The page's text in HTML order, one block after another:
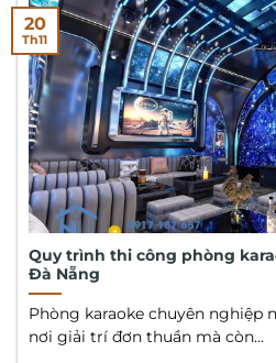
Quy trình thi công phòng
Đà Nẵng
Phòng karaoke chuyên nghiệp
nơi giải trí đơn thuần mà còn...
20
Th11